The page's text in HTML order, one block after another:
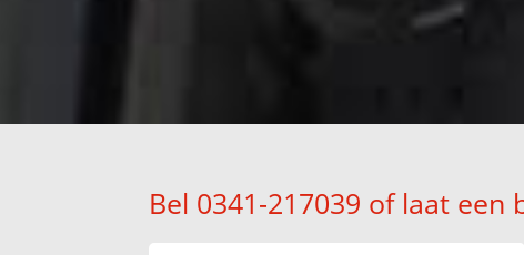
Bel 0341-217039 of laat